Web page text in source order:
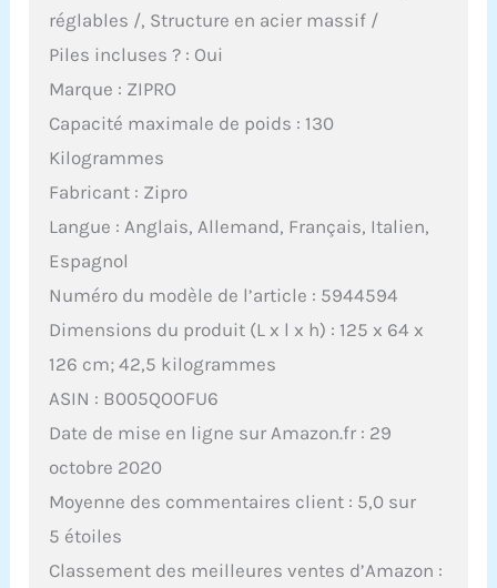
réglables /, Structure en acier massif /
Piles incluses ? : Oui
Marque : ZIPRO
Capacité maximale de poids : 130
Kilogrammes
Fabricant : Zipro
Langue : Anglais, Allemand, Français, Italien,
Espagnol
Numéro du modèle de l’article : 5944594
Dimensions du produit (L x l x h) : 125 x 64 x
126 cm; 42,5 kilogrammes
ASIN : B005QOOFU6
Date de mise en ligne sur Amazon.fr : 29
octobre 2020
Moyenne des commentaires client : 5,0 sur
5 étoiles
Classement des meilleures ventes d’Amazon :